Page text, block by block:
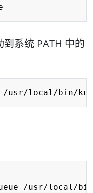
系统 PATH 中的
Copy